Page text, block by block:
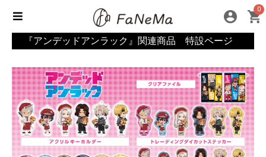
0
『アンデッドアンラック』関連商品 特設ページ